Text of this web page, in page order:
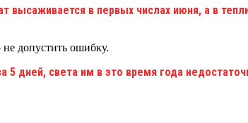
высаживается в первых числах июня, а в
допустить ошибку.
дней, света им в это время года